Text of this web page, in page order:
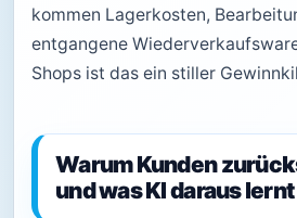
kommen Lagerkosten,
entgangene
Shops ist das ein stiller
Warum Kunden
und was KI daraus lernt